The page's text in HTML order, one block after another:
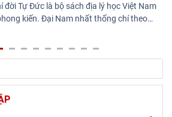
Tự Đức là bộ sách địa lý học Việt Nam
kiến. Đại Nam nhất thống chí theo…